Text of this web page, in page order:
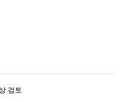
검토